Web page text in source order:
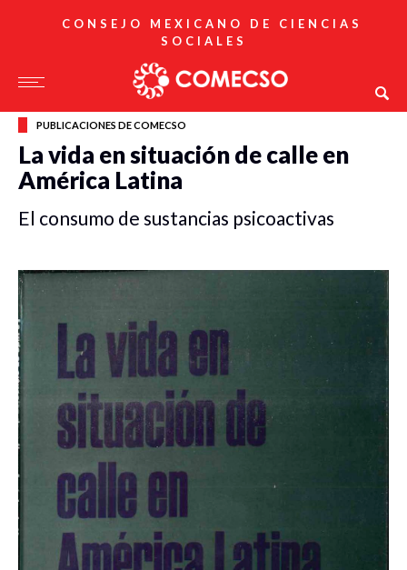
CONSEJO MEXICANO DE CIENCIAS
SOCIALES
PUBLICACIONES DE COMECSO
La vida en situación de calle en
América Latina
El consumo de sustancias psicoactivas